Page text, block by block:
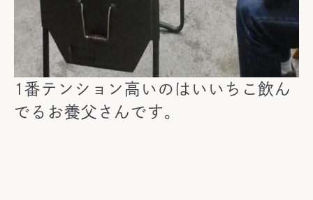
1番テンション高いのはいいちこ飲ん
でるお養父さんです。